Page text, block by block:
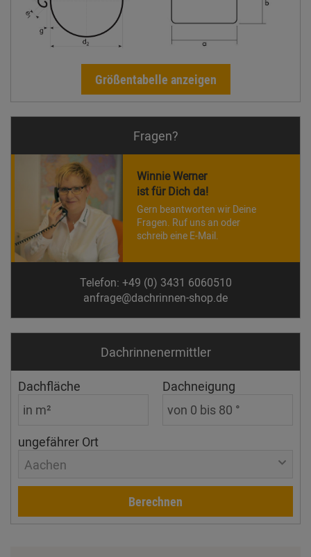
Größentabelle anzeigen
Fragen?
Winnie Werner
ist für Dich da!
Gern beantworten wir Deine
Fragen. Ruf uns an oder
schreib eine E-Mail.
Telefon: +49 (0) 3431 6060510
anfrage@dachrinnen-shop.de
Dachrinnen­ermittler
Dachfläche Dachneigung
ungefährer Ort
Aachen
Berechnen